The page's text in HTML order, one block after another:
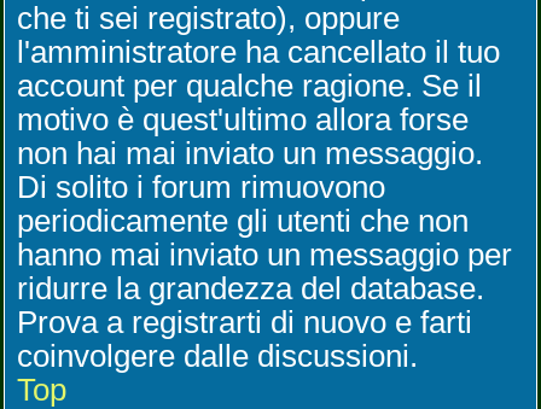
che ti sei registrato), oppure
l'amministratore ha cancellato il tuo
account per qualche ragione. Se il
motivo è quest'ultimo allora forse
non hai mai inviato un messaggio.
Di solito i forum rimuovono
periodicamente gli utenti che non
hanno mai inviato un messaggio per
ridurre la grandezza del database.
Prova a registrarti di nuovo e farti
coinvolgere dalle discussioni.
Top